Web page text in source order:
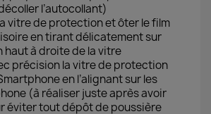
l’autocollant)
vitre de protection et ôter le film
en tirant délicatement sur
haut à droite de la vitre
précision la vitre de protection
en l’alignant sur les
(à réaliser juste après avoir
éviter tout dépôt de poussière